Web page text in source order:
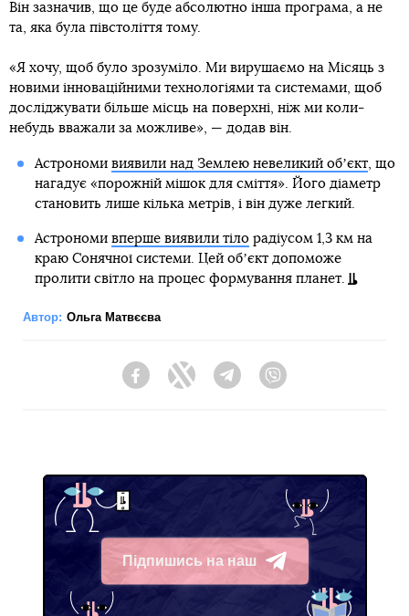
Він зазначив, що це буде абсолютно інша програма, а не
та, яка була півстоліття тому.
«Я хочу, щоб було зрозуміло. Ми вирушаємо на Місяць з
новими інноваційними технологіями та системами, щоб
досліджувати більше місць на поверхні, ніж ми коли-
небудь вважали за можливе», — додав він.
Астрономи виявили над Землею невеликий обʼєкт, що
нагадує «порожній мішок для сміття». Його діаметр
становить лише кілька метрів, і він дуже легкий.
Астрономи вперше виявили тілорадіусом 1,3 км на
краю Сонячної системи. Цей обʼєкт допоможе
пролити світло на процес формування планет.
Автор: Ольга Матвєєва
FacebookTwitter Telegram
Підпишись на наш
Telegram